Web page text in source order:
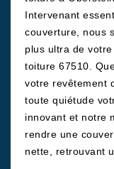
Intervenant
couverture, nous
plus ultra de
toiture 67510.
votre revêtement
toute quiétude
innovant et notre
rendre une
nette, retrouvant